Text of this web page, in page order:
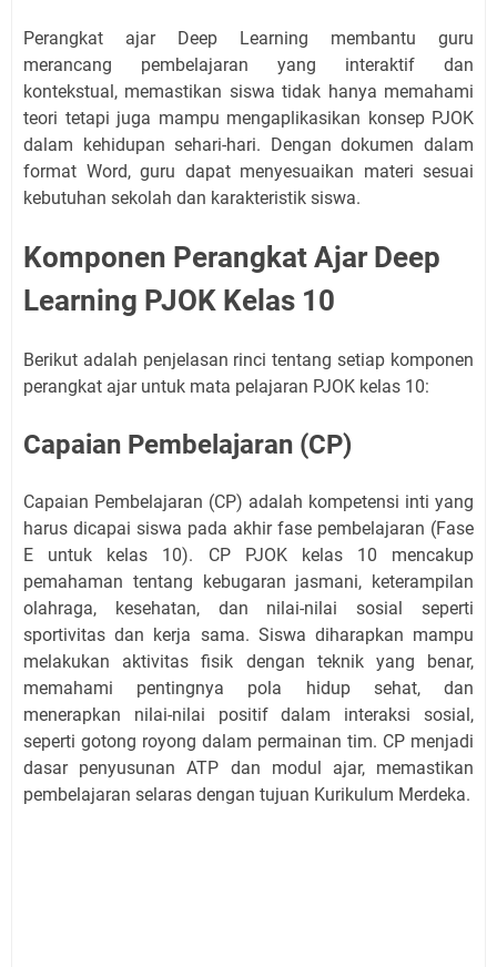
Perangkat ajar Deep Learning membantu guru
merancang pembelajaran yang interaktif dan
kontekstual, memastikan siswa tidak hanya memahami
teori tetapi juga mampu mengaplikasikan konsep PJOK
dalam kehidupan sehari-hari. Dengan dokumen dalam
format Word, guru dapat menyesuaikan materi sesuai
kebutuhan sekolah dan karakteristik siswa.
Komponen Perangkat Ajar Deep
Learning PJOK Kelas 10
Berikut adalah penjelasan rinci tentang setiap komponen
perangkat ajar untuk mata pelajaran PJOK kelas 10:
Capaian Pembelajaran (CP)
Capaian Pembelajaran (CP) adalah kompetensi inti yang
harus dicapai siswa pada akhir fase pembelajaran (Fase
E untuk kelas 10). CP PJOK kelas 10 mencakup
pemahaman tentang kebugaran jasmani, keterampilan
olahraga, kesehatan, dan nilai-nilai sosial seperti
sportivitas dan kerja sama. Siswa diharapkan mampu
melakukan aktivitas fisik dengan teknik yang benar,
memahami pentingnya pola hidup sehat, dan
menerapkan nilai-nilai positif dalam interaksi sosial,
seperti gotong royong dalam permainan tim. CP menjadi
dasar penyusunan ATP dan modul ajar, memastikan
pembelajaran selaras dengan tujuan Kurikulum Merdeka.